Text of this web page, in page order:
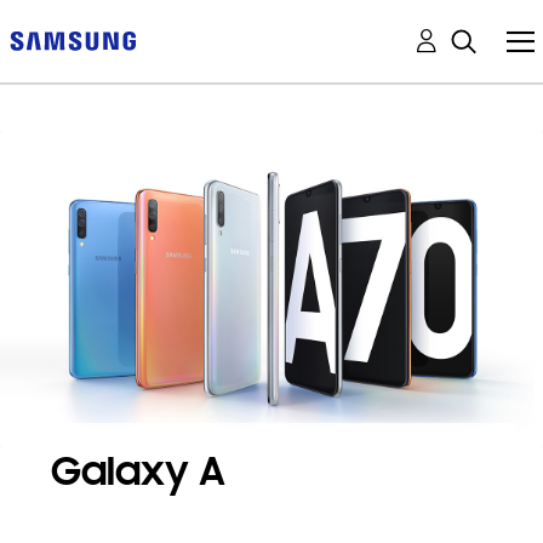
Galaxy A